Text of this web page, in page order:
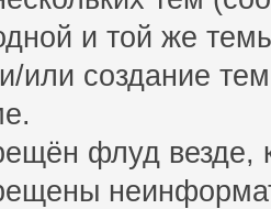
и той же
или создание
флуд везде,